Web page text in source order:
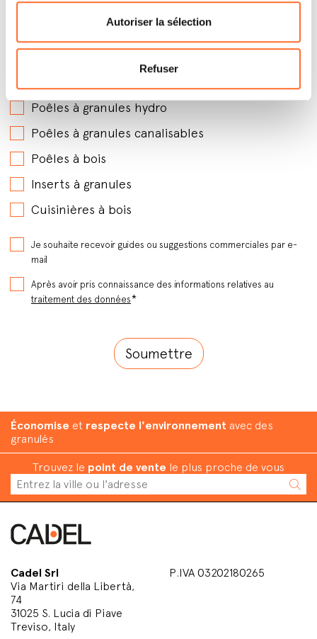
Autoriser la sélection
Refuser
Poêles à granules hydro
Poêles à granules canalisables
Poêles à bois
Inserts à granules
Cuisinières à bois
Je souhaite recevoir guides ou suggestions commerciales par e-
mail
Après avoir pris connaissance des informations relatives au
traitement des données*
Économise et respecte l'environnement avec des
granulés
Trouvez le point de vente le plus proche de vous
Cadel Srl
Via Martiri della Libertà,
74
31025 S. Lucia di Piave
Treviso, Italy
P.IVA 03202180265